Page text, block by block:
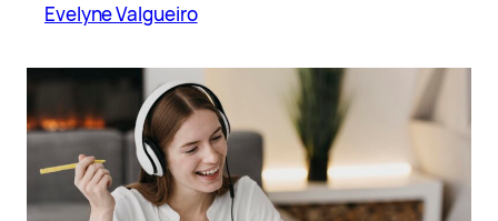
Evelyne Valgueiro